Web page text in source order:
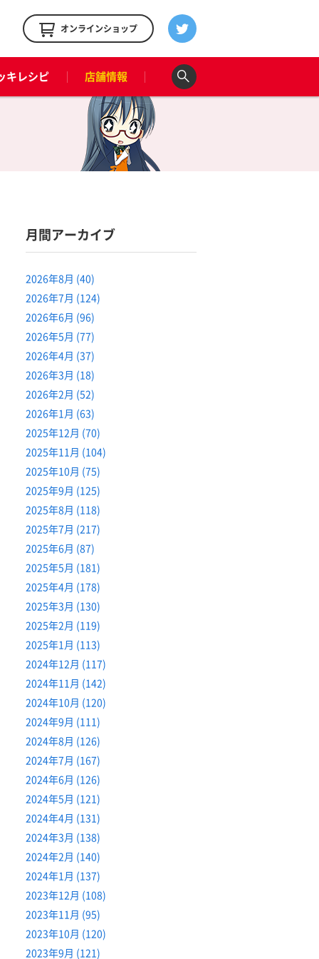
オンラインショップ
キレシピ 店舗情報
月間アーカイブ
2026年8月 (40)
2026年7月 (124)
2026年6月 (96)
2026年5月 (77)
2026年4月 (37)
2026年3月 (18)
2026年2月 (52)
2026年1月 (63)
2025年12月 (70)
2025年11月 (104)
2025年10月 (75)
2025年9月 (125)
2025年8月 (118)
2025年7月 (217)
2025年6月 (87)
2025年5月 (181)
2025年4月 (178)
2025年3月 (130)
2025年2月 (119)
2025年1月 (113)
2024年12月 (117)
2024年11月 (142)
2024年10月 (120)
2024年9月 (111)
2024年8月 (126)
2024年7月 (167)
2024年6月 (126)
2024年5月 (121)
2024年4月 (131)
2024年3月 (138)
2024年2月 (140)
2024年1月 (137)
2023年12月 (108)
2023年11月 (95)
2023年10月 (120)
2023年9月 (121)